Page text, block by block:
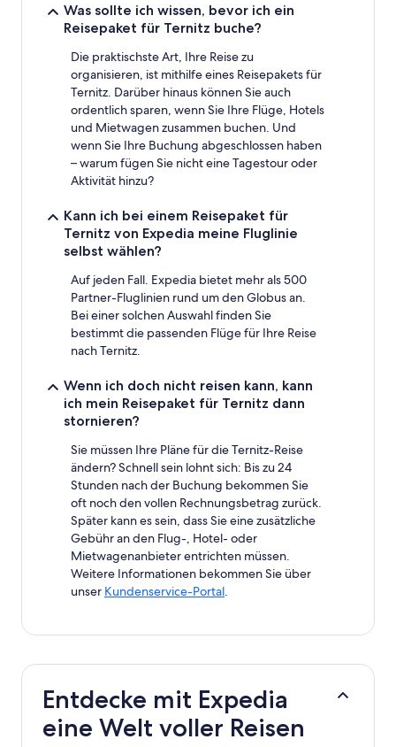
Was sollte ich wissen, bevor ich ein
Reisepaket für Ternitz buche?
Die praktischste Art, Ihre Reise zu
organisieren, ist mithilfe eines Reisepakets für
Ternitz. Darüber hinaus können Sie auch
ordentlich sparen, wenn Sie Ihre Flüge, Hotels
und Mietwagen zusammen buchen. Und
wenn Sie Ihre Buchung abgeschlossen haben
– warum fügen Sie nicht eine Tagestour oder
Aktivität hinzu?
Kann ich bei einem Reisepaket für
Ternitz von Expedia meine Fluglinie
selbst wählen?
Auf jeden Fall. Expedia bietet mehr als 500
Partner-Fluglinien rund um den Globus an.
Bei einer solchen Auswahl finden Sie
bestimmt die passenden Flüge für Ihre Reise
nach Ternitz.
Wenn ich doch nicht reisen kann, kann
ich mein Reisepaket für Ternitz dann
stornieren?
Sie müssen Ihre Pläne für die Ternitz-Reise
ändern? Schnell sein lohnt sich: Bis zu 24
Stunden nach der Buchung bekommen Sie
oft noch den vollen Rechnungsbetrag zurück.
Später kann es sein, dass Sie eine zusätzliche
Gebühr an den Flug-, Hotel- oder
Mietwagenanbieter entrichten müssen.
Weitere Informationen bekommen Sie über
unser Kundenservice-Portal.
Entdecke mit Expedia
eine Welt voller Reisen